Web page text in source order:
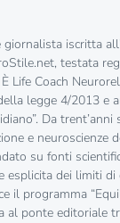
giornalista iscritta
testata
Life Coach
legge 4/2013 e
Da
e neuroscienze
su fonti
esplicita dei limiti di
il programma
al ponte editoriale